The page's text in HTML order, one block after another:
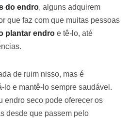
do endro, alguns adquirem
que faz com que muitas pessoas
plantar endro e tê-lo, até
de ruim nisso, mas é
lo e mantê-lo sempre saudável.
endro seco pode oferecer os
desde que passem pelo